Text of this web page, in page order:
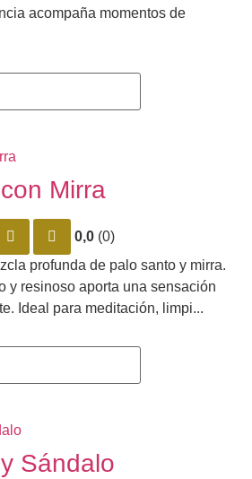
acompaña momentos de
Mirra
0,0 (0)
profunda de palo santo y mirra.
y resinoso aporta una sensación
Ideal para meditación, limpi...
Sándalo